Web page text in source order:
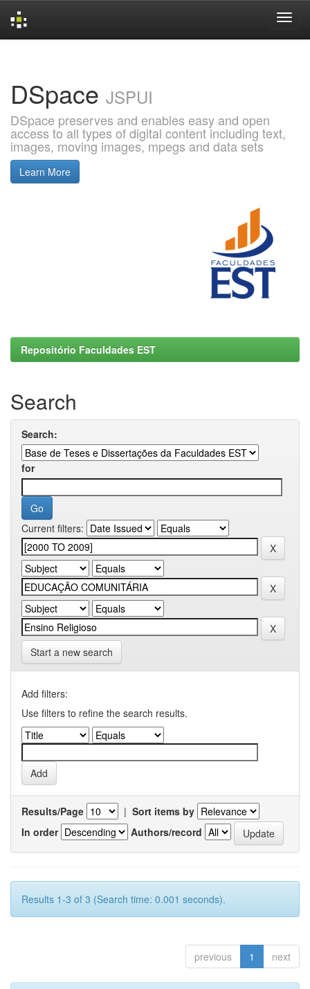
DSpace JSPUI
DSpace preserves and enables easy and open
access to all types of digital content including text,
images, moving images, mpegs and data sets
Learn More
Repositório Faculdades EST
Search
Search:
for
Current filters:
Start a new search
Add filters:
Use filters to refine the search results.
Results/Page | Sort items by
In order
Authors/record
Results 1-3 of 3 (Search time: 0.001 seconds).
previous 1 next